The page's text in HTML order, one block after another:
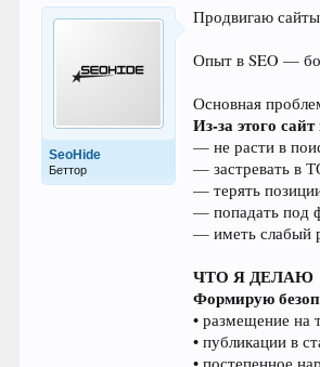
SeoHide
Беттор
Продвигаю сайты
Опыт в SEO —
Основная
Из-за этого
— не расти в
— застревать в
— терять
— попадать под
— иметь слабый
ЧТО Я ДЕЛАЮ
Формирую
• размещение на
• публикации в